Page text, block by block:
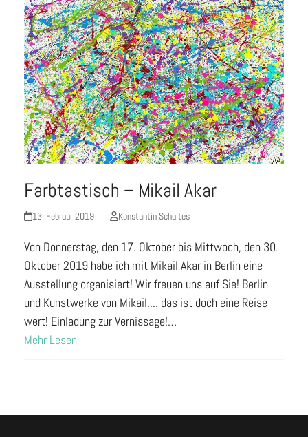
Farbtastisch – Mikail Akar
13. Februar 2019 Konstantin Schultes
Von Donnerstag, den 17. Oktober bis Mittwoch, den 30.
Oktober 2019 habe ich mit Mikail Akar in Berlin eine
Ausstellung organisiert! Wir freuen uns auf Sie! Berlin
und Kunstwerke von Mikail.... das ist doch eine Reise
wert! Einladung zur Vernissage!…
Mehr Lesen